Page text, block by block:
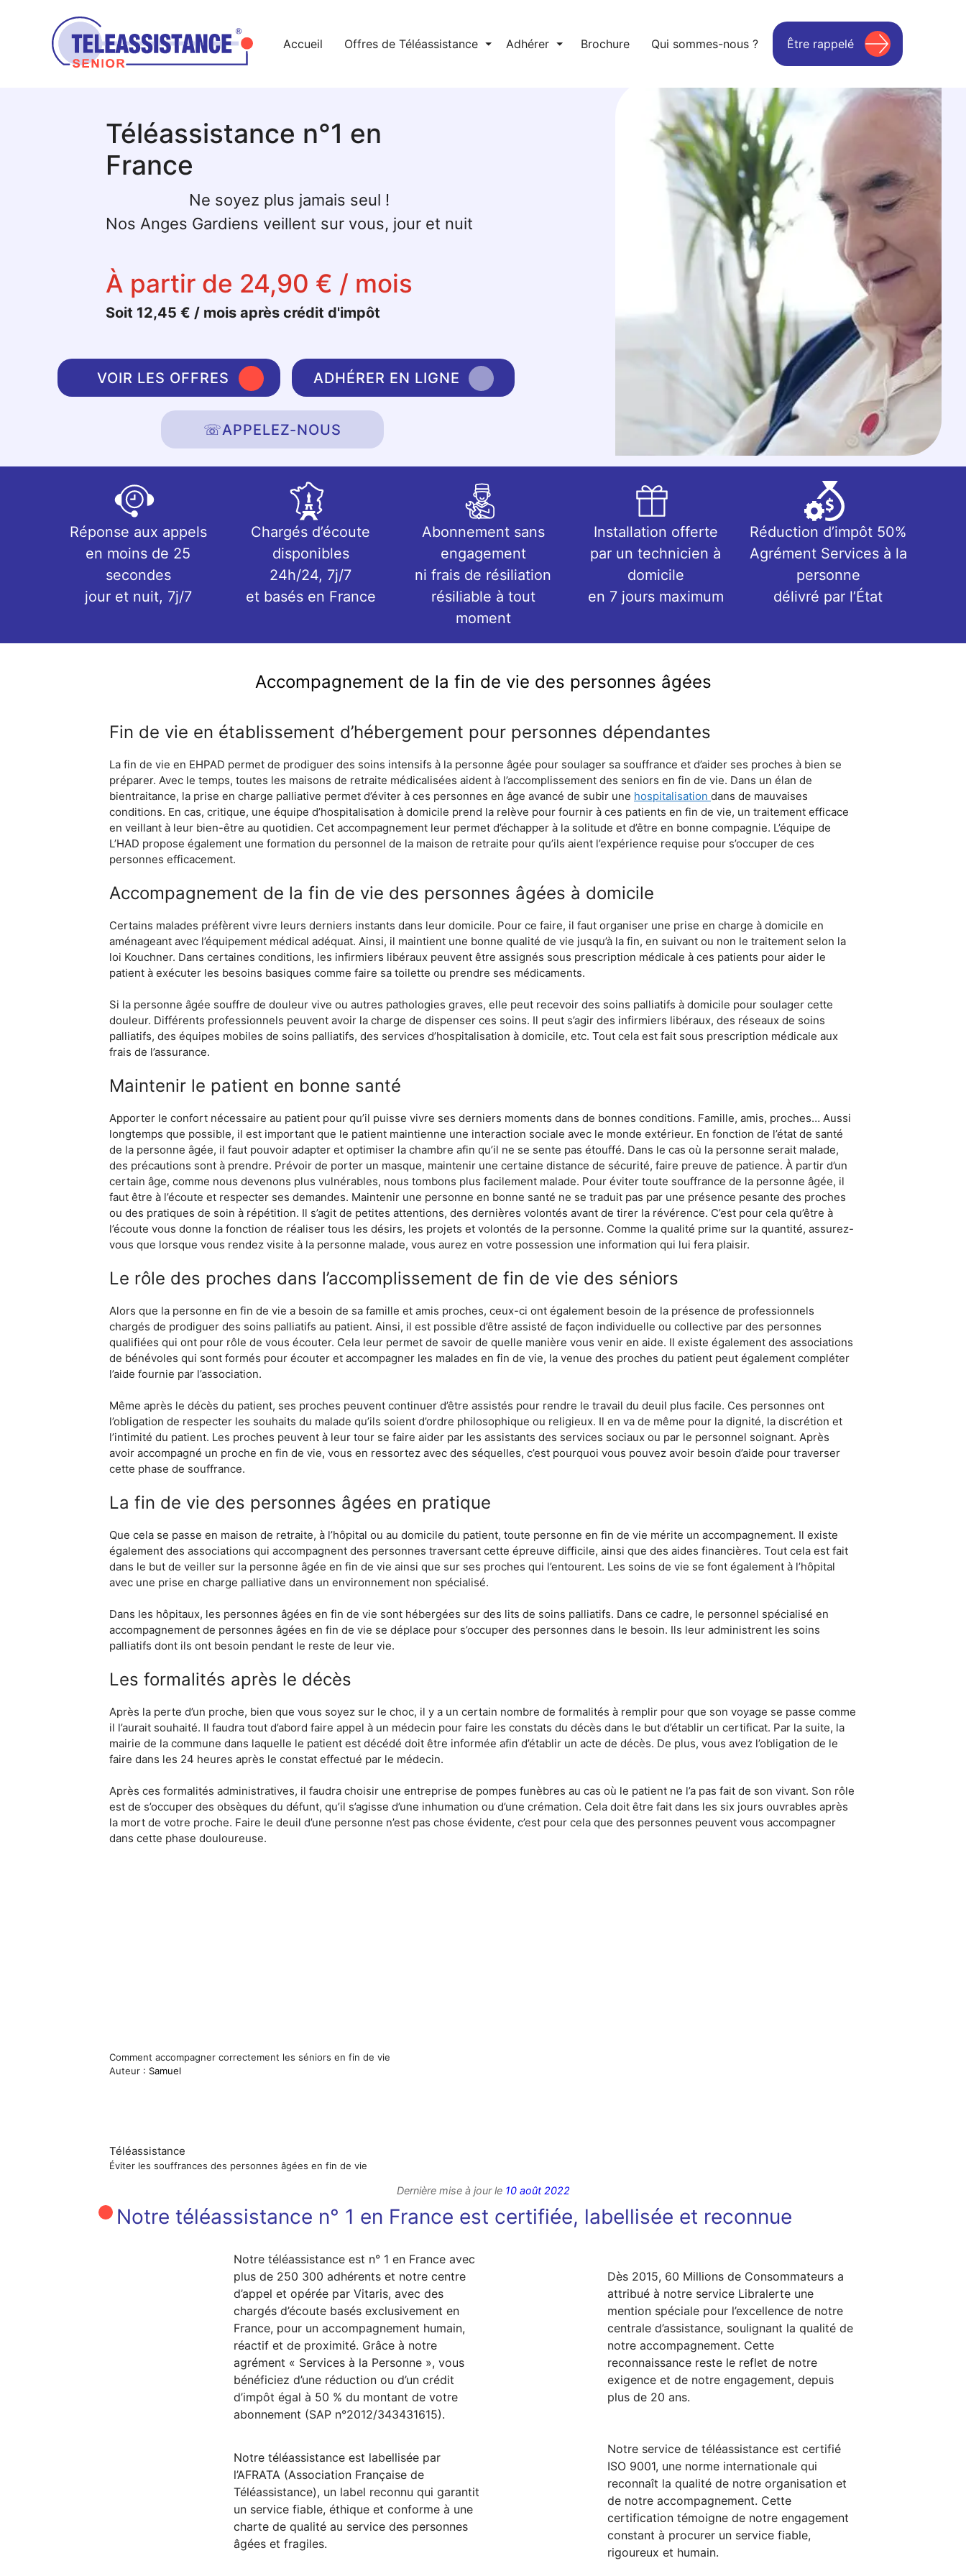
Accueil Offres de Téléassistance ⏷ Adhérer ⏷ Brochure Qui sommes-nous ? Être rappelé
Téléassistance n°1 en
France
Ne soyez plus jamais seul !
Nos Anges Gardiens veillent sur vous, jour et nuit
À partir de 24,90 € / mois
Soit 12,45 € / mois après crédit d'impôt
VOIR LES OFFRES ADHÉRER EN LIGNE
☏APPELEZ-NOUS
Réponse aux appels
en moins de 25
secondes
jour et nuit, 7j/7
Chargés d’écoute
disponibles
24h/24, 7j/7
et basés en France
Abonnement sans
engagement
ni frais de résiliation
résiliable à tout
moment
Installation offerte
par un technicien à
domicile
en 7 jours maximum
Réduction d’impôt 50%
Agrément Services à la
personne
délivré par l’État
Accompagnement de la fin de vie des personnes âgées
Fin de vie en établissement d’hébergement pour personnes dépendantes
La fin de vie en EHPAD permet de prodiguer des soins intensifs à la personne âgée pour soulager sa souffrance et d’aider ses proches à bien se
préparer. Avec le temps, toutes les maisons de retraite médicalisées aident à l’accomplissement des seniors en fin de vie. Dans un élan de
bientraitance, la prise en charge palliative permet d’éviter à ces personnes en âge avancé de subir une hospitalisation dans de mauvaises
conditions. En cas, critique, une équipe d’hospitalisation à domicile prend la relève pour fournir à ces patients en fin de vie, un traitement efficace
en veillant à leur bien-être au quotidien. Cet accompagnement leur permet d’échapper à la solitude et d’être en bonne compagnie. L’équipe de
L’HAD propose également une formation du personnel de la maison de retraite pour qu’ils aient l’expérience requise pour s’occuper de ces
personnes efficacement.
Accompagnement de la fin de vie des personnes âgées à domicile
Certains malades préfèrent vivre leurs derniers instants dans leur domicile. Pour ce faire, il faut organiser une prise en charge à domicile en
aménageant avec l’équipement médical adéquat. Ainsi, il maintient une bonne qualité de vie jusqu’à la fin, en suivant ou non le traitement selon la
loi Kouchner. Dans certaines conditions, les infirmiers libéraux peuvent être assignés sous prescription médicale à ces patients pour aider le
patient à exécuter les besoins basiques comme faire sa toilette ou prendre ses médicaments.
Si la personne âgée souffre de douleur vive ou autres pathologies graves, elle peut recevoir des soins palliatifs à domicile pour soulager cette
douleur. Différents professionnels peuvent avoir la charge de dispenser ces soins. Il peut s’agir des infirmiers libéraux, des réseaux de soins
palliatifs, des équipes mobiles de soins palliatifs, des services d’hospitalisation à domicile, etc. Tout cela est fait sous prescription médicale aux
frais de l’assurance.
Maintenir le patient en bonne santé
Apporter le confort nécessaire au patient pour qu’il puisse vivre ses derniers moments dans de bonnes conditions. Famille, amis, proches… Aussi
longtemps que possible, il est important que le patient maintienne une interaction sociale avec le monde extérieur. En fonction de l’état de santé
de la personne âgée, il faut pouvoir adapter et optimiser la chambre afin qu’il ne se sente pas étouffé. Dans le cas où la personne serait malade,
des précautions sont à prendre. Prévoir de porter un masque, maintenir une certaine distance de sécurité, faire preuve de patience. À partir d’un
certain âge, comme nous devenons plus vulnérables, nous tombons plus facilement malade. Pour éviter toute souffrance de la personne âgée, il
faut être à l’écoute et respecter ses demandes. Maintenir une personne en bonne santé ne se traduit pas par une présence pesante des proches
ou des pratiques de soin à répétition. Il s’agit de petites attentions, des dernières volontés avant de tirer la révérence. C’est pour cela qu’être à
l’écoute vous donne la fonction de réaliser tous les désirs, les projets et volontés de la personne. Comme la qualité prime sur la quantité, assurez-
vous que lorsque vous rendez visite à la personne malade, vous aurez en votre possession une information qui lui fera plaisir.
Le rôle des proches dans l’accomplissement de fin de vie des séniors
Alors que la personne en fin de vie a besoin de sa famille et amis proches, ceux-ci ont également besoin de la présence de professionnels
chargés de prodiguer des soins palliatifs au patient. Ainsi, il est possible d’être assisté de façon individuelle ou collective par des personnes
qualifiées qui ont pour rôle de vous écouter. Cela leur permet de savoir de quelle manière vous venir en aide. Il existe également des associations
de bénévoles qui sont formés pour écouter et accompagner les malades en fin de vie, la venue des proches du patient peut également compléter
l’aide fournie par l’association.
Même après le décès du patient, ses proches peuvent continuer d’être assistés pour rendre le travail du deuil plus facile. Ces personnes ont
l’obligation de respecter les souhaits du malade qu’ils soient d’ordre philosophique ou religieux. Il en va de même pour la dignité, la discrétion et
l’intimité du patient. Les proches peuvent à leur tour se faire aider par les assistants des services sociaux ou par le personnel soignant. Après
avoir accompagné un proche en fin de vie, vous en ressortez avec des séquelles, c’est pourquoi vous pouvez avoir besoin d’aide pour traverser
cette phase de souffrance.
La fin de vie des personnes âgées en pratique
Que cela se passe en maison de retraite, à l’hôpital ou au domicile du patient, toute personne en fin de vie mérite un accompagnement. Il existe
également des associations qui accompagnent des personnes traversant cette épreuve difficile, ainsi que des aides financières. Tout cela est fait
dans le but de veiller sur la personne âgée en fin de vie ainsi que sur ses proches qui l’entourent. Les soins de vie se font également à l’hôpital
avec une prise en charge palliative dans un environnement non spécialisé.
Dans les hôpitaux, les personnes âgées en fin de vie sont hébergées sur des lits de soins palliatifs. Dans ce cadre, le personnel spécialisé en
accompagnement de personnes âgées en fin de vie se déplace pour s’occuper des personnes dans le besoin. Ils leur administrent les soins
palliatifs dont ils ont besoin pendant le reste de leur vie.
Les formalités après le décès
Après la perte d’un proche, bien que vous soyez sur le choc, il y a un certain nombre de formalités à remplir pour que son voyage se passe comme
il l’aurait souhaité. Il faudra tout d’abord faire appel à un médecin pour faire les constats du décès dans le but d’établir un certificat. Par la suite, la
mairie de la commune dans laquelle le patient est décédé doit être informée afin d’établir un acte de décès. De plus, vous avez l’obligation de le
faire dans les 24 heures après le constat effectué par le médecin.
Après ces formalités administratives, il faudra choisir une entreprise de pompes funèbres au cas où le patient ne l’a pas fait de son vivant. Son rôle
est de s’occuper des obsèques du défunt, qu’il s’agisse d’une inhumation ou d’une crémation. Cela doit être fait dans les six jours ouvrables après
la mort de votre proche. Faire le deuil d’une personne n’est pas chose évidente, c’est pour cela que des personnes peuvent vous accompagner
dans cette phase douloureuse.
Comment accompagner correctement les séniors en fin de vie
Auteur : Samuel
Téléassistance
Éviter les souffrances des personnes âgées en fin de vie
Dernière mise à jour le 10 août 2022
Notre téléassistance n° 1 en France est certifiée, labellisée et reconnue
Notre téléassistance est n° 1 en France avec
plus de 250 300 adhérents et notre centre
d’appel et opérée par Vitaris, avec des
chargés d’écoute basés exclusivement en
France, pour un accompagnement humain,
réactif et de proximité. Grâce à notre
agrément « Services à la Personne », vous
bénéficiez d’une réduction ou d’un crédit
d’impôt égal à 50 % du montant de votre
abonnement (SAP n°2012/343431615).
Dès 2015, 60 Millions de Consommateurs a
attribué à notre service Libralerte une
mention spéciale pour l’excellence de notre
centrale d’assistance, soulignant la qualité de
notre accompagnement. Cette
reconnaissance reste le reflet de notre
exigence et de notre engagement, depuis
plus de 20 ans.
Notre téléassistance est labellisée par
l’AFRATA (Association Française de
Téléassistance), un label reconnu qui garantit
un service fiable, éthique et conforme à une
charte de qualité au service des personnes
âgées et fragiles.
Notre service de téléassistance est certifié
ISO 9001, une norme internationale qui
reconnaît la qualité de notre organisation et
de notre accompagnement. Cette
certification témoigne de notre engagement
constant à procurer un service fiable,
rigoureux et humain.